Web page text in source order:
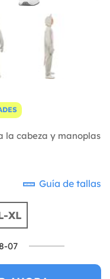
la cabeza y manoplas
Guía de tallas
XL
07